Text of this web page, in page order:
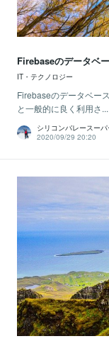
Firebaseのデータベ
IT・テクノロジー
Firebaseのデータベー
と一般的に良く利用さ...
シリコンバレースー
2020/09/29 20:20